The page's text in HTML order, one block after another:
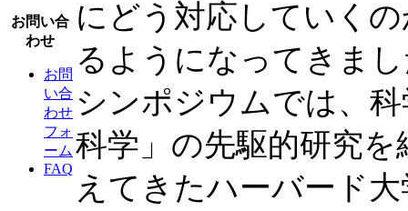
お問い合
わせ
お問
い合
わせ
フォ
ーム
FAQ
にどう対応していく
るようになってきま
シンポジウムでは、
科学」の先駆的研究
えてきたハーバード大